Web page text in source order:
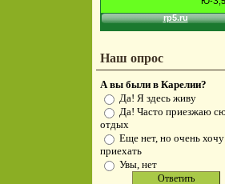
Наш опрос
А вы были в Карелии?
Да! Я здесь живу
Да! Часто приезжаю
отдых
Еще нет, но очень хочу
приехать
Увы, нет